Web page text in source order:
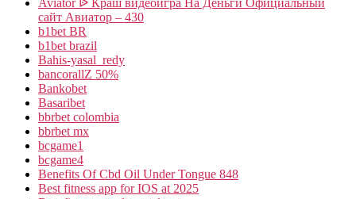
Aviator ᐉ Краш видеоигра На Деньги Официальный
сайт Авиатор – 430
b1bet BR
b1bet brazil
Bahis-yasal_redy
bancorallZ 50%
Bankobet
Basaribet
bbrbet colombia
bbrbet mx
bcgame1
bcgame4
Benefits Of Cbd Oil Under Tongue 848
Best fitness app for IOS at 2025